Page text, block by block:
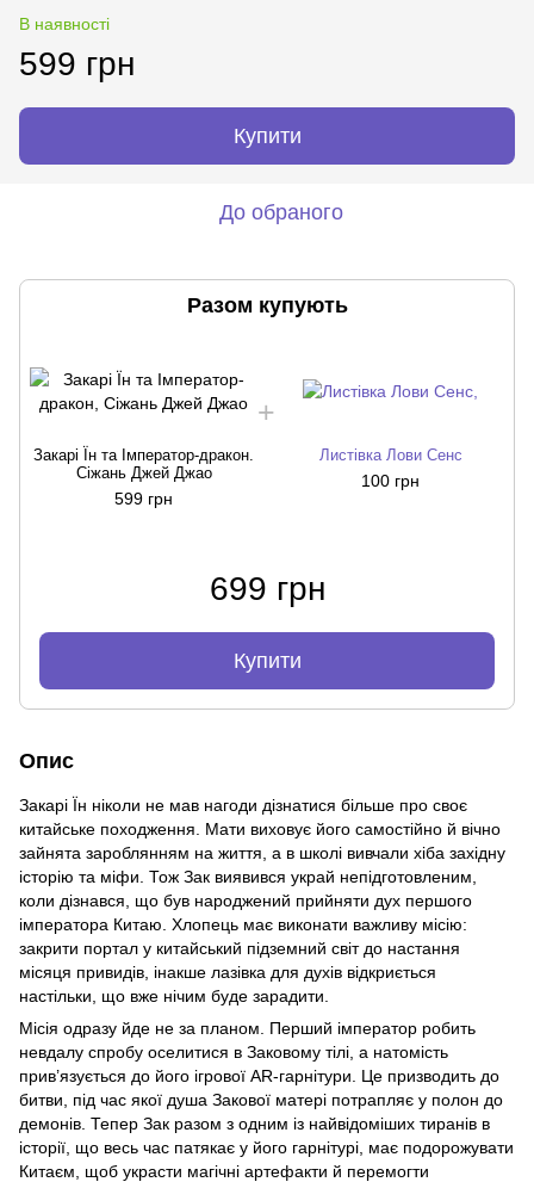
В наявності
599 грн
Купити
До обраного
Разом купують
Закарі Їн та Імператор-дракон.
Сіжань Джей Джао
599 грн
Листівка Лови Сенс
100 грн
699 грн
Купити
Опис
Закарі Їн ніколи не мав нагоди дізнатися більше про своє
китайське походження. Мати виховує його самостійно й вічно
зайнята зароблянням на життя, а в школі вивчали хіба західну
історію та міфи. Тож Зак виявився украй непідготовленим,
коли дізнався, що був народжений прийняти дух першого
імператора Китаю. Хлопець має виконати важливу місію:
закрити портал у китайський підземний світ до настання
місяця привидів, інакше лазівка для духів відкриється
настільки, що вже нічим буде зарадити.
Місія одразу йде не за планом. Перший імператор робить
невдалу спробу оселитися в Заковому тілі, а натомість
прив’язується до його ігрової AR-гарнітури. Це призводить до
битви, під час якої душа Закової матері потрапляє у полон до
демонів. Тепер Зак разом з одним із найвідоміших тиранів в
історії, що весь час патякає у його гарнітурі, має подорожувати
Китаєм, щоб украсти магічні артефакти й перемогти